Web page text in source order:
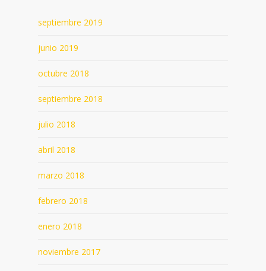
septiembre 2019
junio 2019
octubre 2018
septiembre 2018
julio 2018
abril 2018
marzo 2018
febrero 2018
enero 2018
noviembre 2017